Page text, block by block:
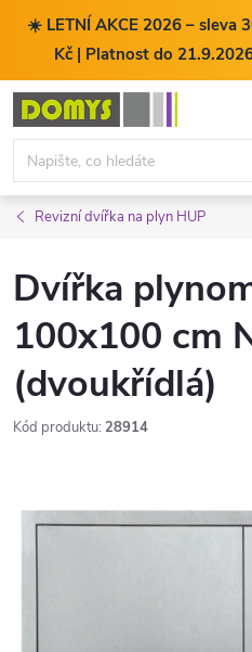
☀️ LETNÍ AKCE 2026 – sleva
Kč | Platnost do
Přejít
obsah
Revizní dvířka na plyn HUP
Dvířka
100x100 cm
(dvoukřídlá)
Kód produktu: 28914